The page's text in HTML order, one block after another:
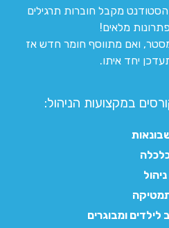
הסטודנט מקבל חוברות תרגילים
מלאים!
ואם מתווסף חומר חדש אז
יחד איתו.
במקצועות הניהול:
ניהול
ומבוגרים